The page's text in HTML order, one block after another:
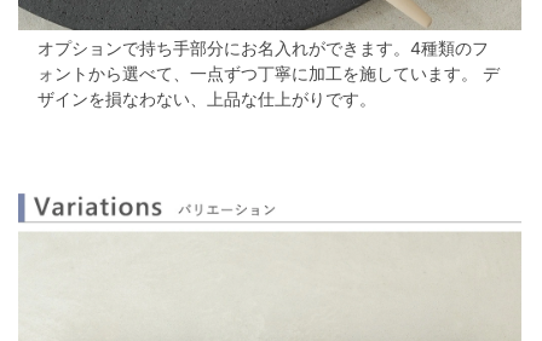
オプションで持ち手部分にお名入れができます。 4種類のフ
ォントから選べて、一点ずつ丁寧に加工を施しています。
デ
ザインを損なわない、上品な仕上がりです。